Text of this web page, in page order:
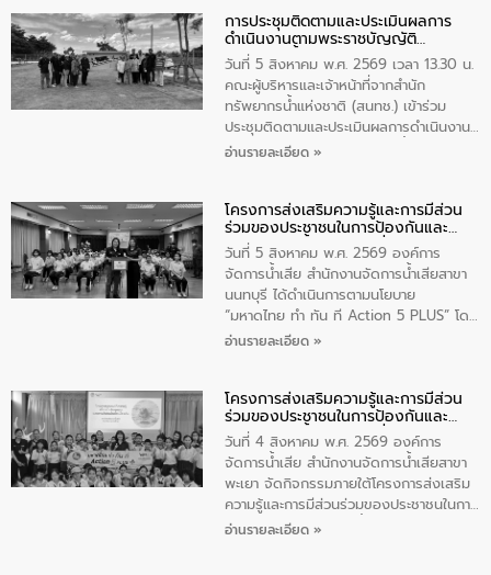
การประชุมติดตามและประเมินผลการ
ดำเนินงานตามพระราชบัญญัติ
ทรัพยากรน้ำ พ.ศ. 2561 ประจำ
ปีงบประมาณ พ.ศ. 2569
วันที่ 5 สิงหาคม พ.ศ. 2569 เวลา 13.30 น.
คณะผู้บริหารและเจ้าหน้าที่จากสำนัก
ทรัพยากรน้ำแห่งชาติ (สนทช.) เข้าร่วม
ประชุมติดตามและประเมินผลการดำเนินงาน
ตามพระราชบัญญัติทรัพยากรน้ำ พ.ศ. 2561
วัดสิงห์ จังหวัดชัยนาท โดยมีนายแสงชัย
สุขชื่น นายกเทศมนตรีตำบลวัดสิงห์ คณะผู้
บริหารเทศบาลตำบลวัดสิงห์ ผู้นำชุมชน และ
ประชาชนในพื้นที่เทศบาลตำบลวัดสิงก์ที่มี
ส่วนได้ส่วนเสียในโครงก่อสร้างศูนย์บริหาร
จัดการคุณภาพน้ำเทศบาลตำบลวัดสิงห์
จังหวัดชัยนาท ให้การต้อนรับ
อ่านรายละเอียด »
โครงการส่งเสริมความรู้และการมีส่วน
ร่วมของประชาชนในการป้องกันและ
แก้ไขปัญหาน้ำเสียอย่างยั่งยืน
วันที่ 5 สิงหาคม พ.ศ. 2569 องค์การ
จัดการน้ำเสีย สำนักงานจัดการน้ำเสียสาขา
นนทบุรี ได้ดำเนินการตามนโยบาย
“มหาดไทย ทำ ทัน ที Action 5 PLUS” โดย
จัดโครงการส่งเสริมความรู้และการมีส่วน
“ชุมชนร่วมใจ น้ำใสยั่งยืน” ได้บรรยายให้
ความรู้เกี่ยวกับการจัดการน้ำเสียและการใช้
ถังดักไขมันให้แก่นักเรียนโรงเรียนวัดบ่อ
(นันทวิทยา) เทศบาลนครปากเกร็ด อำเภอ
ปากเกร็ด จังหวัดนนทบุรี จำนวน 30 คน
อ่านรายละเอียด »
โครงการส่งเสริมความรู้และการมีส่วน
ร่วมของประชาชนในการป้องกันและ
แก้ไขปัญหาน้ำเสียอย่างยั่งยืน
วันที่ 4 สิงหาคม พ.ศ. 2569 องค์การ
จัดการน้ำเสีย สำนักงานจัดการน้ำเสียสาขา
พะเยา จัดกิจกรรมภายใต้โครงการส่งเสริม
ความรู้และการมีส่วนร่วมของประชาชนในการ
ป้องกันและแก้ไขปัญหาน้ำเสียอย่างยั่งยืน
อ่านรายละเอียด »